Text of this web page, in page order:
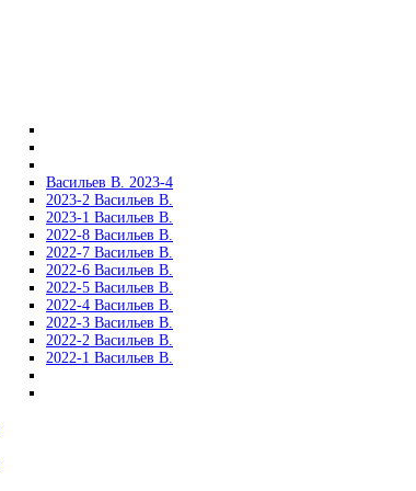
Васильев В. 2023-4
2023-2 Васильев В.
2023-1 Васильев В.
2022-8 Васильев В.
2022-7 Васильев В.
2022-6 Васильев В.
2022-5 Васильев В.
2022-4 Васильев В.
2022-3 Васильев В.
2022-2 Васильев В.
2022-1 Васильев В.